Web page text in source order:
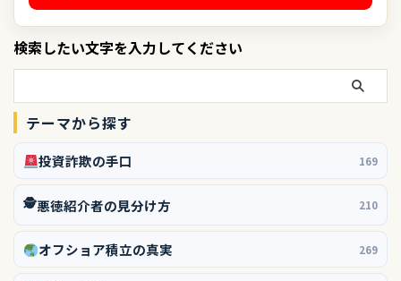
検索したい文字を入力してください
テーマから探す
投資詐欺の手口 169
🕵️悪徳紹介者の見分け方 210
オフショア積立の真実 269